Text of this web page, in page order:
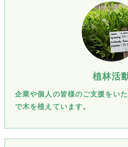
植林活
企業や個人の皆様のご支援をい
で木を植えています。